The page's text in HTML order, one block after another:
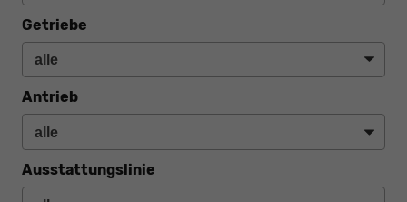
Getriebe
Antrieb
Ausstattungslinie